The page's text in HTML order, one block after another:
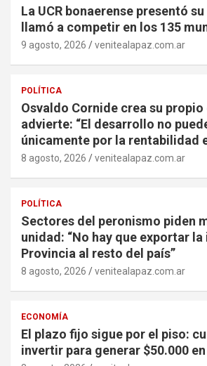
La UCR bonaerense presentó
llamó a competir en los 135
9 agosto, 2026 venitealapaz.com.ar
POLÍTICA
Osvaldo Cornide crea su propio
advierte: “El desarrollo no
únicamente por la rentabilidad
8 agosto, 2026 venitealapaz.com.ar
POLÍTICA
Sectores del peronismo piden
unidad: “No hay que exportar
Provincia al resto del país”
8 agosto, 2026 venitealapaz.com.ar
ECONOMÍA
El plazo fijo sigue por el piso:
invertir para generar $50.000